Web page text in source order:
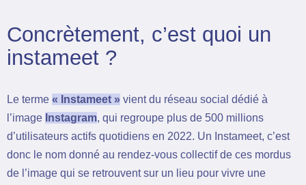
Concrètement, c’est quoi un
instameet ?
Le terme « Instameet » vient du réseau social dédié à
l’image Instagram, qui regroupe plus de 500 millions
d’utilisateurs actifs quotidiens en 2022. Un Instameet, c’est
donc le nom donné au rendez-vous collectif de ces mordus
de l’image qui se retrouvent sur un lieu pour vivre une